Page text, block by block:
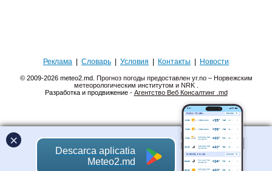
Реклама Словарь Условия Контакты Новости
© 2009-2026 meteo2.md. Прогноз погоды предоставлен yr.no – Норвежским
метеорологическим институтом и NRK
Разработка и продвижение - Агентство Веб Консалтинг .md
×
Descarca aplicatia
Meteo2.md